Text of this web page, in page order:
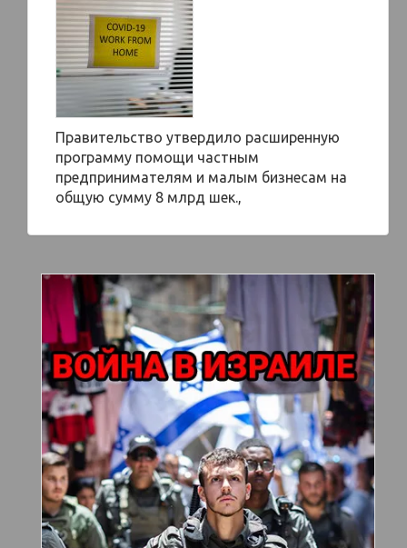
Правительство утвердило расширенную
программу помощи частным
предпринимателям и малым бизнесам на
общую сумму 8 млрд шек.,